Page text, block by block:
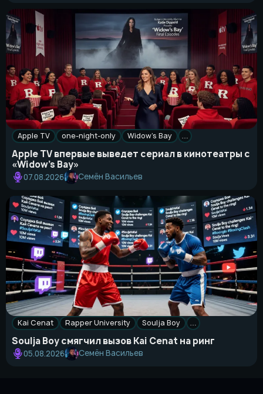
Apple TV one-night-only Widow’s Bay …
Apple TV впервые выведет сериал в кинотеатры с
«Widow’s Bay»
07.08.2026 Семён Васильев
Kai Cenat Rapper University Soulja Boy …
Soulja Boy смягчил вызов Kai Cenat на ринг
05.08.2026 Семён Васильев